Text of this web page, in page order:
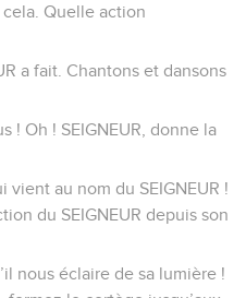
cela. Quelle action
a fait. Chantons et dansons
! Oh ! SEIGNEUR, donne la
au nom du SEIGNEUR !
du SEIGNEUR depuis son
nous éclaire de sa lumière !